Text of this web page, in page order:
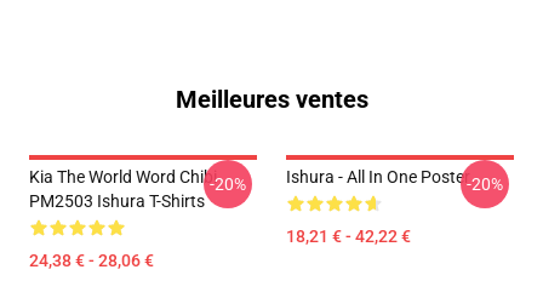
Meilleures ventes
Kia The World Word Chibi
PM2503 Ishura T-Shirts
24,38 € - 28,06 €
-20% Ishura - All In One Poster
18,21 € - 42,22 €
-20%